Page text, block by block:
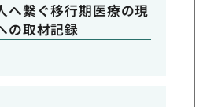
へ繋ぐ移行期医療の現
の取材記録